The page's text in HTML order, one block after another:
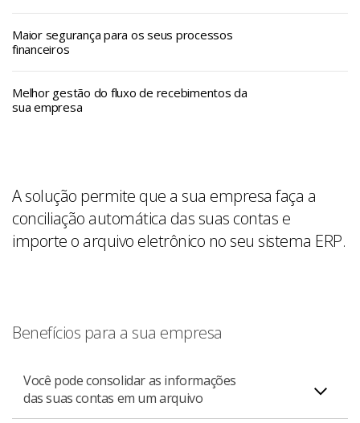
Maior segurança para os seus processos
financeiros
Melhor gestão do fluxo de recebimentos da
sua empresa
A solução permite que a sua empresa faça a
conciliação automática das suas contas e
importe o arquivo eletrônico no seu sistema ERP.
Benefícios para a sua empresa
Você pode consolidar as informações
das suas contas em um arquivo